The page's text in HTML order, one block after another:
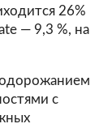
26%
— 9,3 %, на
с